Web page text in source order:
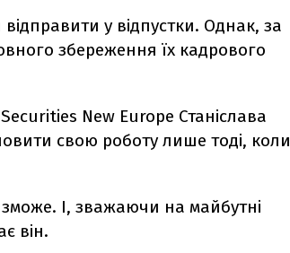
у відпустки. Однак, за
збереження їх кадрового
New Europe Станіслава
свою роботу лише тоді, коли
І, зважаючи на майбутні
він.